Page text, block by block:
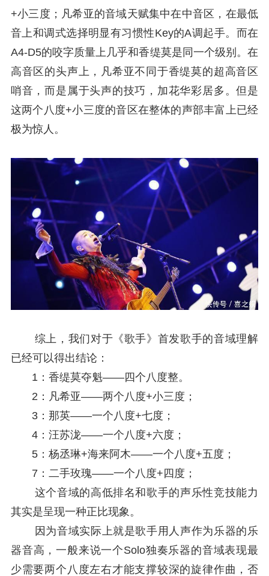
+小三度；凡希亚的音域天赋集中在中音区，在最低
音上和调式选择明显有习惯性Key的A调起手。而在
A4-D5的咬字质量上几乎和香缇莫是同一个级别。在
高音区的头声上，凡希亚不同于香缇莫的超高音区
哨音，而是属于头声的技巧，加花华彩居多。但是
这两个八度+小三度的音区在整体的声部丰富上已经
极为惊人。
综上，我们对于《歌手》首发歌手的音域理解
已经可以得出结论：
1：香缇莫夺魁——四个八度整。
2：凡希亚——两个八度+小三度；
3：那英——一个八度+七度；
4：汪苏泷——一个八度+六度；
5：杨丞琳+海来阿木——一个八度+五度；
7：二手玫瑰——一个八度+四度；
这个音域的高低排名和歌手的声乐性竞技能力
其实是呈现一种正比现象。
因为音域实际上就是歌手用人声作为乐器的乐
器音高，一般来说一个Solo独奏乐器的音域表现最
少需要两个八度左右才能支撑较深的旋律作曲，否